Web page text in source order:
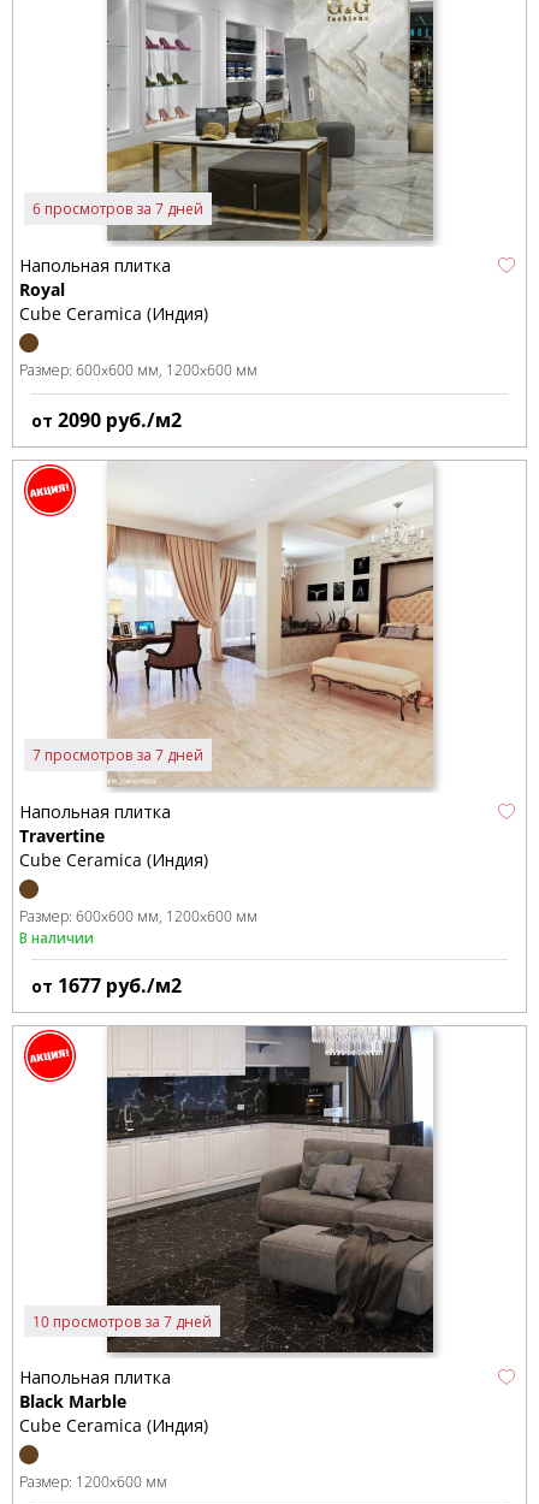
6 просмотров за 7 дней
Напольная плитка
Royal
Cube Ceramica (Индия)
Размер: 600x600 мм 1200x600 мм
от 2090 руб./м2
7 просмотров за 7 дней
Напольная плитка
Travertine
Cube Ceramica (Индия)
Размер: 600x600 мм 1200x600 мм
В наличии
от 1677 руб./м2
10 просмотров за 7 дней
Напольная плитка
Black Marble
Cube Ceramica (Индия)
Размер: 1200x600 мм